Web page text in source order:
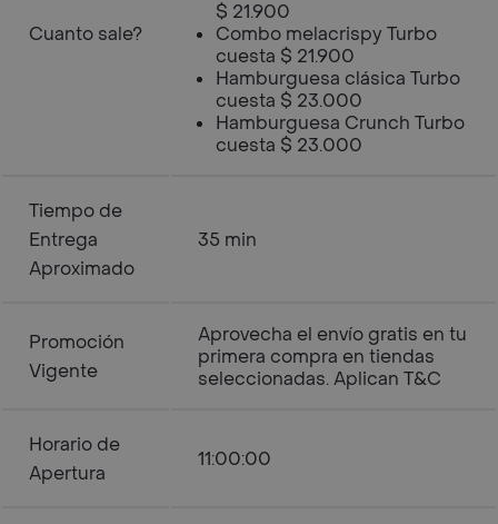
Cuanto sale?
$ 21.900
Combo melacrispy Turbo
cuesta $ 21.900
Hamburguesa clásica Turbo
cuesta $ 23.000
Hamburguesa Crunch Turbo
cuesta $ 23.000
Tiempo de
Entrega
Aproximado
35 min
Promoción
Vigente
Aprovecha el envío gratis en tu
primera compra en tiendas
seleccionadas. Aplican T&C
Horario de
Apertura
11:00:00